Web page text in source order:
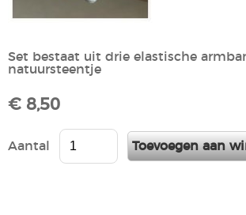
Set bestaat uit drie elastische
natuursteentje
€ 8,50
Aantal